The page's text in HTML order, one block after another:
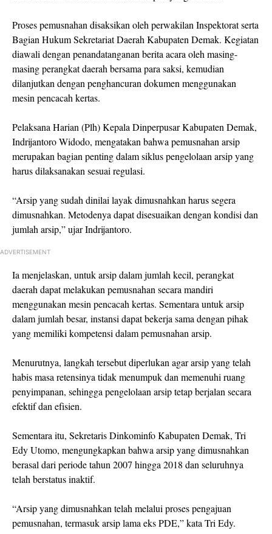
Proses pemusnahan disaksikan oleh perwakilan Inspektorat serta
Bagian Hukum Sekretariat Daerah Kabupaten Demak. Kegiatan
diawali dengan penandatanganan berita acara oleh masing-
masing perangkat daerah bersama para saksi, kemudian
dilanjutkan dengan penghancuran dokumen menggunakan
mesin pencacah kertas.
Pelaksana Harian (Plh) Kepala Dinperpusar Kabupaten Demak,
Indrijantoro Widodo, mengatakan bahwa pemusnahan arsip
merupakan bagian penting dalam siklus pengelolaan arsip yang
harus dilaksanakan sesuai regulasi.
“Arsip yang sudah dinilai layak dimusnahkan harus segera
dimusnahkan. Metodenya dapat disesuaikan dengan kondisi dan
jumlah arsip,” ujar Indrijantoro.
ADVERTISEMENT
Ia menjelaskan, untuk arsip dalam jumlah kecil, perangkat
daerah dapat melakukan pemusnahan secara mandiri
menggunakan mesin pencacah kertas. Sementara untuk arsip
dalam jumlah besar, instansi dapat bekerja sama dengan pihak
yang memiliki kompetensi dalam pemusnahan arsip.
Menurutnya, langkah tersebut diperlukan agar arsip yang telah
habis masa retensinya tidak menumpuk dan memenuhi ruang
penyimpanan, sehingga pengelolaan arsip tetap berjalan secara
efektif dan efisien.
Sementara itu, Sekretaris Dinkominfo Kabupaten Demak, Tri
Edy Utomo, mengungkapkan bahwa arsip yang dimusnahkan
berasal dari periode tahun 2007 hingga 2018 dan seluruhnya
telah berstatus inaktif.
“Arsip yang dimusnahkan telah melalui proses pengajuan
pemusnahan, termasuk arsip lama eks PDE,” kata Tri Edy.